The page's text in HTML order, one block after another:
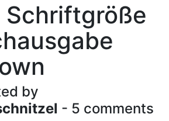
Schriftgröße
by
- 5 comments